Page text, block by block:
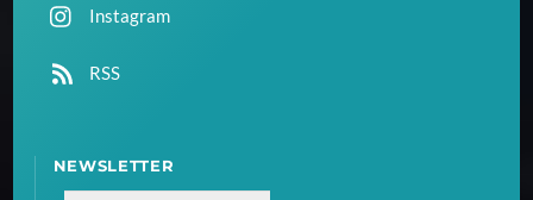
Instagram
RSS
NEWSLETTER